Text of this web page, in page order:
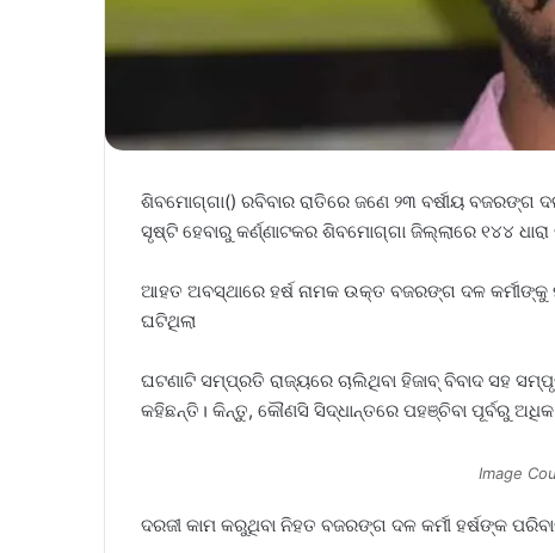
ଶିବମୋଗ୍ଗା() ରବିବାର ରାତିରେ ଜଣେ ୨୩ ବର୍ଷୀୟ ବଜରଙ୍ଗ
ସୃଷ୍ଟି ହେବାରୁ କର୍ଣ୍ଣାଟକର ଶିବମୋଗ୍ଗା ଜିଲ୍ଲାରେ ୧୪୪ ଧାରା
ଆହତ ଅବସ୍ଥାରେ ହର୍ଷ ନାମକ ଉକ୍ତ ବଜରଙ୍ଗ ଦଳ
ଘଟିଥିଲା
ଘଟଣାଟି ସମ୍ପ୍ରତି ରାଜ୍ୟରେ ଚାଲିଥିବା ହିଜାବ୍‌ ବିବାଦ ସହ
କହିଛନ୍ତି। କିନ୍ତୁ, କୌଣସି ସିଦ୍ଧାନ୍ତରେ ପହଞ୍ଚିବା ପୂର୍ବରୁ
Image
ଦରଜୀ କାମ କରୁଥିବା ନିହତ ବଜରଙ୍ଗ ଦଳ କର୍ମୀ ହର୍ଷଙ୍କ